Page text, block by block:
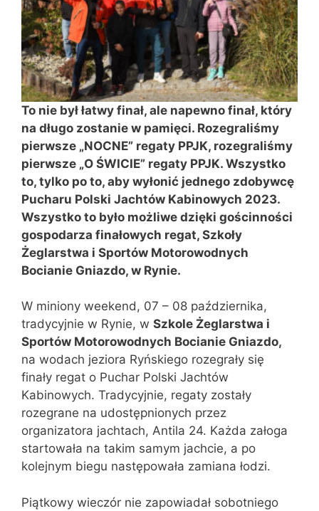
To nie był łatwy finał, ale napewno finał, który
na długo zostanie w pamięci. Rozegraliśmy
pierwsze „NOCNE” regaty PPJK, rozegraliśmy
pierwsze „O ŚWICIE” regaty PPJK. Wszystko
to, tylko po to, aby wyłonić jednego zdobywcę
Pucharu Polski Jachtów Kabinowych 2023.
Wszystko to było możliwe dzięki gościnności
gospodarza finałowych regat, Szkoły
Żeglarstwa i Sportów Motorowodnych
Bocianie Gniazdo, w Rynie.
W miniony weekend, 07 – 08 października,
tradycyjnie w Rynie, w Szkole Żeglarstwa i
Sportów Motorowodnych Bocianie Gniazdo,
na wodach jeziora Ryńskiego rozegrały się
finały regat o Puchar Polski Jachtów
Kabinowych. Tradycyjnie, regaty zostały
rozegrane na udostępnionych przez
organizatora jachtach, Antila 24. Każda załoga
startowała na takim samym jachcie, a po
kolejnym biegu następowała zamiana łodzi.
Piątkowy wieczór nie zapowiadał sobotniego